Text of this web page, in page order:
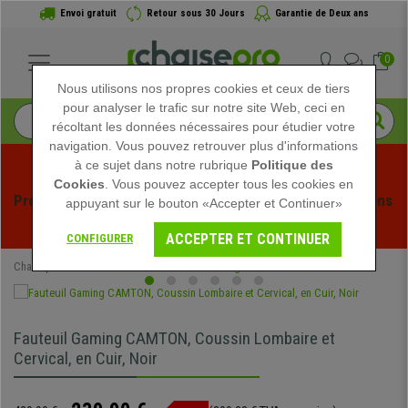
Envoi gratuit Retour sous 30 Jours Garantie de Deux ans
0
Profitez des soldes d'été chez Chaisepro ! Des réductions
exclusives pour une durée limitée - Voir l'offre
Chaisepro
Fauteuil Gaming CAMTON, Coussin Lombaire et
Cervical, en Cuir, Noir
Nous utilisons nos propres cookies et ceux de tiers
pour analyser le trafic sur notre site Web, ceci en
récoltant les données nécessaires pour étudier votre
navigation. Vous pouvez retrouver plus d'informations
à ce sujet dans notre rubrique Politique des
Cookies . Vous pouvez accepter tous les cookies en
appuyant sur le bouton «Accepter et Continuer»
CONFIGURER ACCEPTER ET CONTINUER